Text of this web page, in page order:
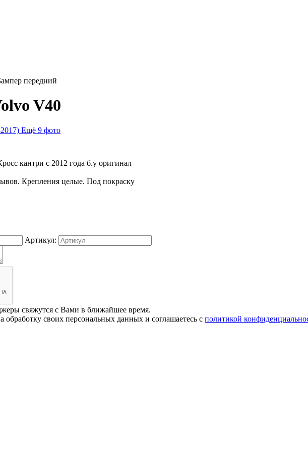
передний
V40
Ещё 9 фото
кантри с 2012 года б.у оригинал
Крепления целые. Под покраску
Артикул:
свяжутся с Вами в ближайшее время.
обработку своих персональных данных и соглашаетесь с политикой